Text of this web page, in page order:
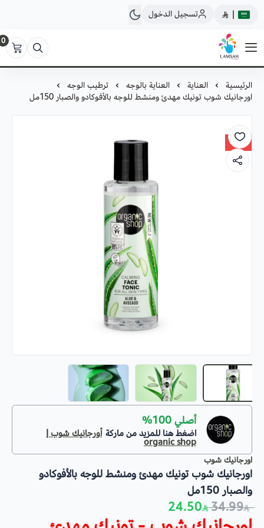
| تسجيل الدخول
لمسة ستور
0
الرئيسية العناية العناية بالوجه
ترطيب الوجه
اورجانيك شوب تونيك مهدئ ومنشط للوجه بالأفوكادو والصبار 150مل
30%
أصلي 100%
اضغط هنا للمزيد من ماركة أورجانيك شوب |
organic shop
اورجانيك شوب
اورجانيك شوب تونيك مهدئ ومنشط للوجه بالأفوكادو
والصبار 150مل
34.99
24.50